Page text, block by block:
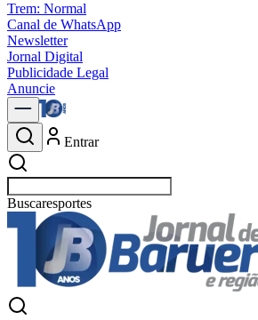
Trem: Normal
Canal de WhatsApp
Newsletter
Jornal Digital
Publicidade Legal
Anuncie
Entrar
Buscarpo